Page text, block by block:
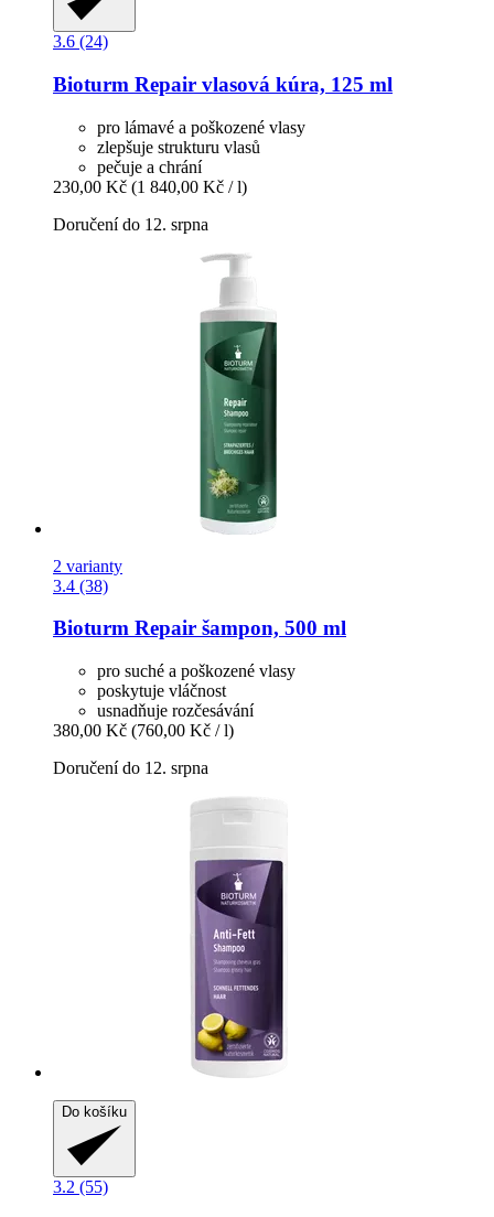
3.6 (24)
Bioturm Repair vlasová kúra, 125 ml
pro lámavé a poškozené vlasy
zlepšuje strukturu vlasů
pečuje a chrání
230,00 Kč (1 840,00 Kč / l)
Doručení do 12. srpna
2 varianty
3.4 (38)
Bioturm Repair šampon, 500 ml
pro suché a poškozené vlasy
poskytuje vláčnost
usnadňuje rozčesávání
380,00 Kč (760,00 Kč / l)
Doručení do 12. srpna
Do košíku
3.2 (55)